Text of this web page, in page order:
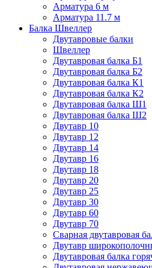
Арматура 6 м
Арматура 11.7 м
Балка Швеллер
Двутавровые балки
Швеллер
Двутавровая балка Б1
Двутавровая балка Б2
Двутавровая балка К1
Двутавровая балка К2
Двутавровая балка Ш1
Двутавровая балка Ш2
Двутавр 10
Двутавр 12
Двутавр 14
Двутавр 16
Двутавр 18
Двутавр 20
Двутавр 25
Двутавр 30
Двутавр 60
Двутавр 70
Сварная двутавровая
Двутавр
Двутавровая балка